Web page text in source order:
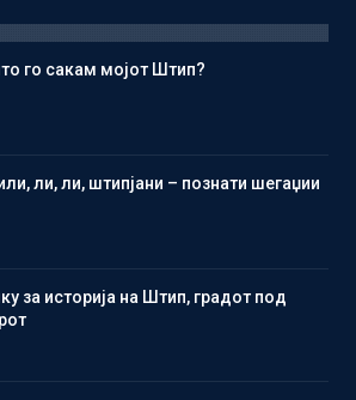
го сакам мојот Штип?
ли, ли, штипјани – познати шегаџии
за историја на Штип, градот под